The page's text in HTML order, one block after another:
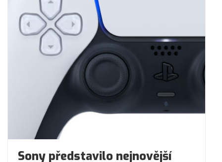
Sony představilo nejnovější